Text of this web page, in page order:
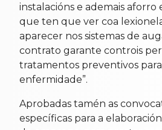
instalacións e ademais aforro
que ten que ver coa
aparecer nos sistemas de
contrato garante controis
tratamentos preventivos
enfermidade”.
Aprobadas tamén as
específicas para a